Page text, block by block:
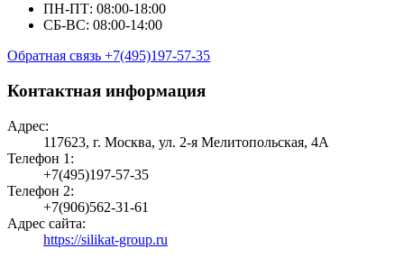
ПН-ПТ: 08:00-18:00
СБ-ВС: 08:00-14:00
Обратная связь +7(495)197-57-35
Контактная информация
Адрес:
117623, г. Москва, ул. 2‑я Мелитопольская, 4А
Телефон 1:
+7(495)197-57-35
Телефон 2:
+7(906)562-31-61
Адрес сайта:
https://silikat-group.ru